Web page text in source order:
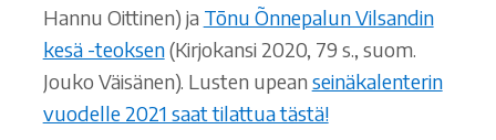
Hannu Oittinen) ja Tõnu Õnnepalun Vilsandin
kesä -teoksen(Kirjokansi 2020, 79 s., suom.
Jouko Väisänen). Lusten upeanseinäkalenterin
vuodelle 2021 saat tilattua tästä!